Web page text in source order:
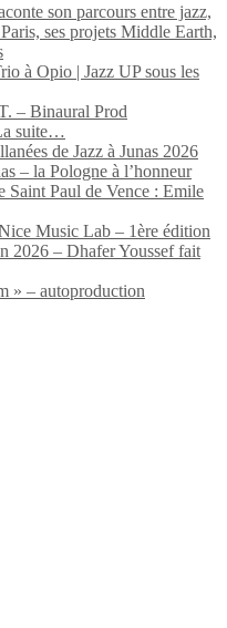
son parcours entre jazz,
ses projets Middle Earth,
à Opio | Jazz UP sous les
– Binaural Prod
suite…
de Jazz à Junas 2026
– la Pologne à l’honneur
Saint Paul de Vence : Emile
Music Lab – 1ère édition
2026 – Dhafer Youssef fait
» – autoproduction